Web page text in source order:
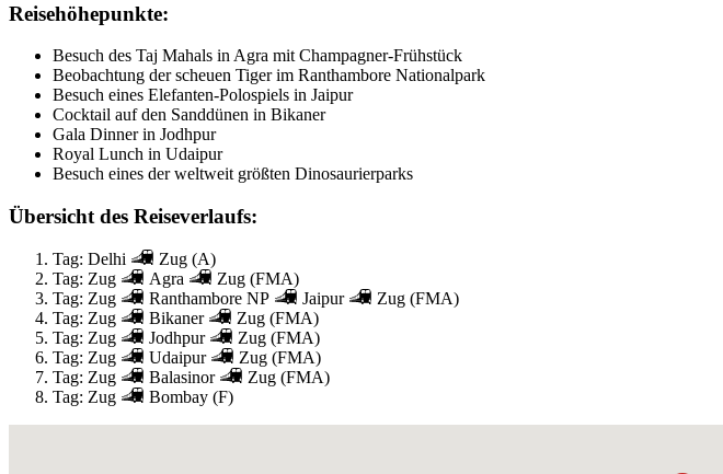
Reisehöhepunkte:
Besuch des Taj Mahals in Agra mit Champagner-Frühstück
Beobachtung der scheuen Tiger im Ranthambore Nationalpark
Besuch eines Elefanten-Polospiels in Jaipur
Cocktail auf den Sanddünen in Bikaner
Gala Dinner in Jodhpur
Royal Lunch in Udaipur
Besuch eines der weltweit größten Dinosaurierparks
Übersicht des Reiseverlaufs:
Tag: Delhi
Zug (A)
Tag: Zug
Agra
Zug (FMA)
Tag: Zug
Ranthambore NP Jaipur
Zug (FMA)
Tag: Zug
Bikaner
Zug (FMA)
Tag: Zug
Jodhpur
Zug (FMA)
Tag: Zug
Udaipur
Zug (FMA)
Tag: Zug
Balasinor
Zug (FMA)
Tag: Zug
Bombay (F)